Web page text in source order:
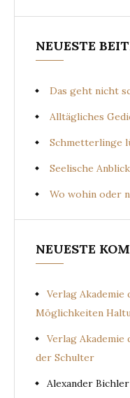
NEUESTE
Das geht nicht
Alltägliches
Schmetterlinge
Seelische
Wo wohin oder
NEUESTE
Verlag Akademie
Möglichkeiten
Verlag Akademie
der Schulter
Alexander Bichler